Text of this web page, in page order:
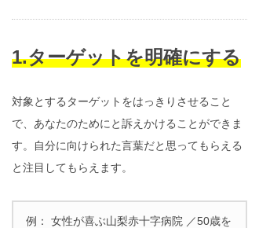
1.ターゲットを明確にする
対象とするターゲットをはっきりさせること
で、あなたのためにと訴えかけることができま
す。自分に向けられた言葉だと思ってもらえる
と注目してもらえます。
例： 女性が喜ぶ山梨赤十字病院 ／50歳を